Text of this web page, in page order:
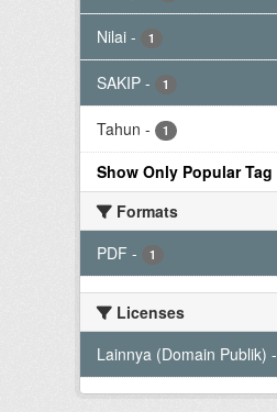
Nilai - 1
SAKIP - 1
Tahun - 1
Show Only Popular Tag
Formats
PDF - 1
Licenses
Lainnya (Domain Publik) -